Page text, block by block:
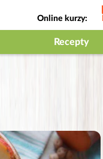
Online kurzy:
Jak na babičky
Recepty